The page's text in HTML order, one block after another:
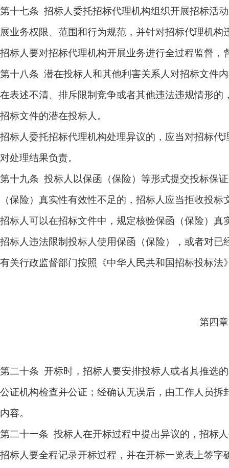
第十七条 招标人委托招标代理机构组织开展招标活
展业务权限、范围和行为规范，并针对招标代理机
招标人要对招标代理机构开展业务进行全过程监督
第十八条 潜在投标人和其他利害关系人对招标文件
在表述不清、排斥限制竞争或者其他违法违规情形
招标文件的潜在投标人。
招标人委托招标代理机构处理异议的，应当对招标
对处理结果负责。
第十九条 投标人以保函（保险）等形式提交投标保
（保险）真实性有效性不足的，招标人应当拒收投
招标人可以在招标文件中，规定核验保函（保险）真
招标人违法限制投标人使用保函（保险），或者对
有关行政监督部门按照《中华人民共和国招标投标
第四
第二十条 开标时，招标人要安排投标人或者其推选
公证机构检查并公证；经确认无误后，由工作人员
内容。
第二十一条 投标人在开标过程中提出异议的，招标
招标人要全程记录开标过程，并在开标一览表上签字